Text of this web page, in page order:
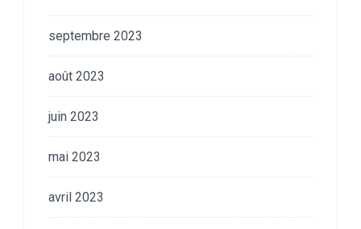
septembre 2023
août 2023
juin 2023
mai 2023
avril 2023